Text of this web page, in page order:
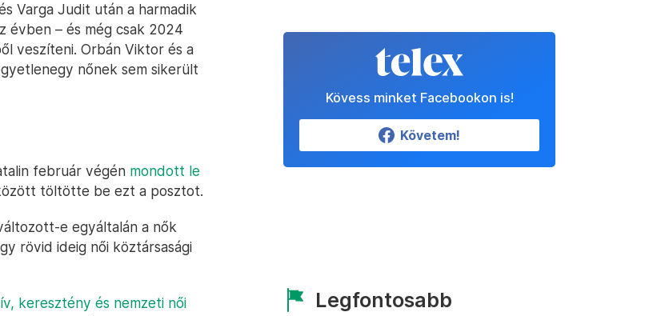
Varga Judit után a harmadik
évben – és még csak 2024
veszíteni. Orbán Viktor és a
nőnek sem sikerült
február végén mondott le
töltötte be ezt a posztot.
e egyáltalán a nők
rövid ideig női köztársasági
keresztény és nemzeti női
Kövess minket Facebookon is!
Követem!
Legfontosabb